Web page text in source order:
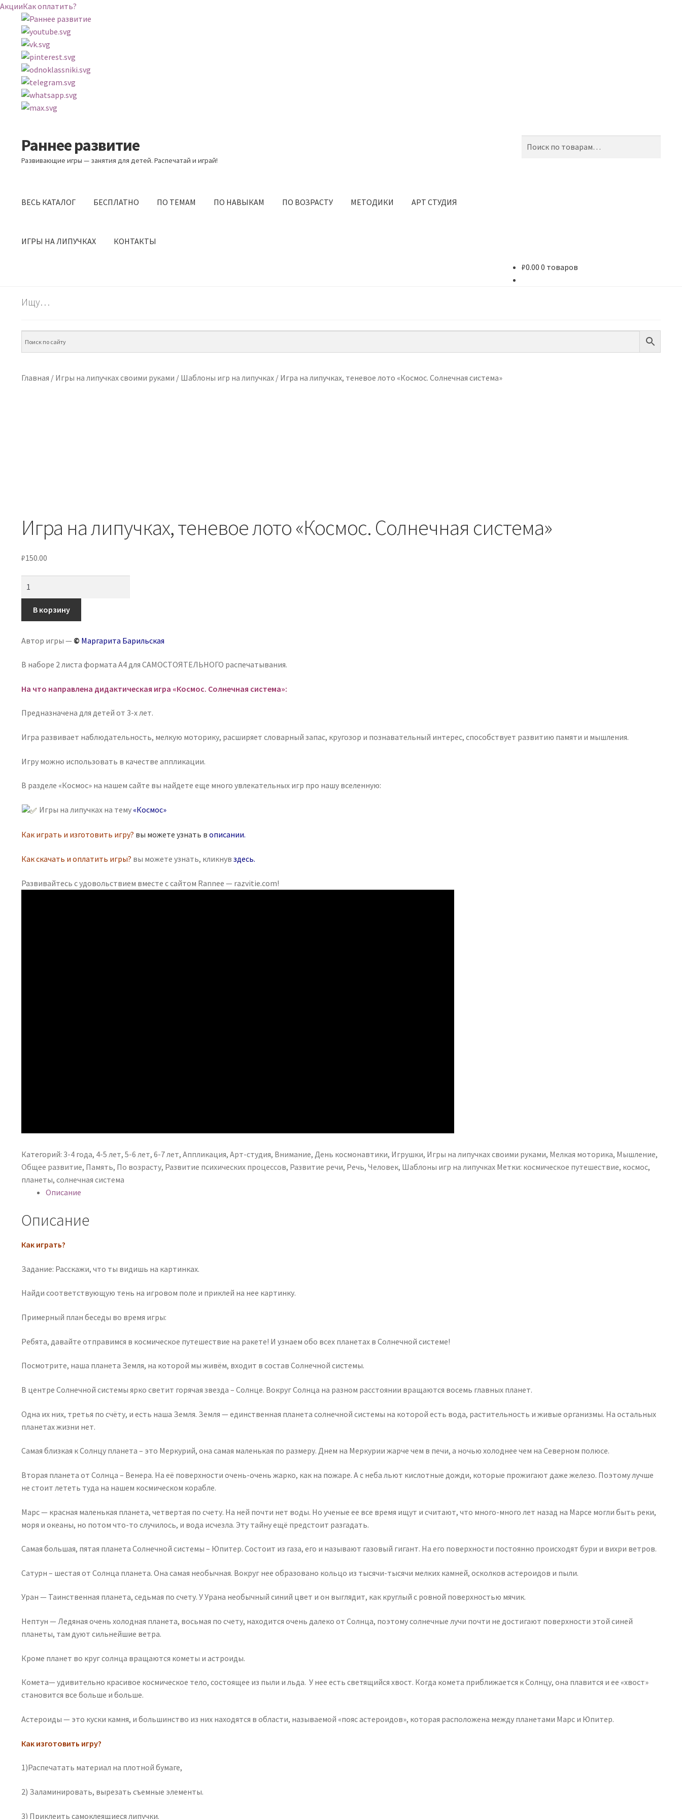
АкцииКак оплатить?
Перейти
к
навигации
Перейти
к
содержимому
Раннее развитие
Развивающие игры — занятия для детей. Распечатай и играй!
ВЕСЬ КАТАЛОГ БЕСПЛАТНО ПО ТЕМАМ ПО НАВЫКАМ ПО ВОЗРАСТУ МЕТОДИКИ АРТ СТУДИЯ
ИГРЫ НА ЛИПУЧКАХ КОНТАКТЫ
₽0.00 0 товаров
Ищу…
Главная / Игры на липучках своими руками / Шаблоны игр на липучках/ Игра на липучках, теневое лото «Космос. Солнечная система»
Игра на липучках, теневое лото «Космос. Солнечная система»
₽150.00
Игра
на
теневое
«Космос.
В корзину
Автор игры — © Маргарита Барильская
В наборе 2 листа формата А4 для САМОСТОЯТЕЛЬНОГО распечатывания.
На что направлена дидактическая игра «Космос. Солнечная система»:
Предназначена для детей от 3-х лет.
Игра развивает наблюдательность, мелкую моторику, расширяет словарный запас, кругозор и познавательный интерес, способствует развитию памяти и мышления.
Игру можно использовать в качестве аппликации.
В разделе «Космос» на нашем сайте вы найдете еще много увлекательных игр про нашу вселенную:
Игры на липучках на тему «Космос»
Как играть и изготовить игру? вы можете узнать в описании.
Как скачать и оплатить игры? вы можете узнать, кликнув здесь.
Развивайтесь с удовольствием вместе с сайтом Rannee — razvitie.com!
Категорий: 3-4 года, 4-5 лет, 5-6 лет, 6-7 лет, Аппликация, Арт-студия, Внимание, День космонавтики, Игрушки, Игры на липучках своими руками, Мелкая моторика, Мышление,
Общее развитие, Память, По возрасту, Развитие психических процессов, Развитие речи, Речь, Человек, Шаблоны игр на липучках Метки: космическое путешествие, космос,
планеты, солнечная система
Описание
Описание
Как играть?
Задание: Расскажи, что ты видишь на картинках.
Найди соответствующую тень на игровом поле и приклей на нее картинку.
Примерный план беседы во время игры:
Ребята, давайте отправимся в космическое путешествие на ракете! И узнаем обо всех планетах в Солнечной системе!
Посмотрите, наша планета Земля, на которой мы живём, входит в состав Солнечной системы.
В центре Солнечной системы ярко светит горячая звезда – Солнце. Вокруг Солнца на разном расстоянии вращаются восемь главных планет.
Одна их них, третья по счёту, и есть наша Земля. Земля — единственная планета солнечной системы на которой есть вода, растительность и живые организмы. На остальных
планетах жизни нет.
Самая близкая к Солнцу планета – это Меркурий, она самая маленькая по размеру. Днем на Меркурии жарче чем в печи, а ночью холоднее чем на Северном полюсе.
Вторая планета от Солнца – Венера. На её поверхности очень-очень жарко, как на пожаре. А с неба льют кислотные дожди, которые прожигают даже железо. Поэтому лучше
не стоит лететь туда на нашем космическом корабле.
Марс — красная маленькая планета, четвертая по счету. На ней почти нет воды. Но ученые ее все время ищут и считают, что много-много лет назад на Марсе могли быть реки,
моря и океаны, но потом что-то случилось, и вода исчезла. Эту тайну ещё предстоит разгадать.
Самая большая, пятая планета Солнечной системы – Юпитер. Состоит из газа, его и называют газовый гигант. На его поверхности постоянно происходят бури и вихри ветров.
Сатурн – шестая от Солнца планета. Она самая необычная. Вокруг нее образовано кольцо из тысячи-тысячи мелких камней, осколков астероидов и пыли.
Уран — Таинственная планета, седьмая по счету. У Урана необычный синий цвет и он выглядит, как круглый с ровной поверхностью мячик.
Нептун — Ледяная очень холодная планета, восьмая по счету, находится очень далеко от Солнца, поэтому солнечные лучи почти не достигают поверхности этой синей
планеты, там дуют сильнейшие ветра.
Кроме планет во круг солнца вращаются кометы и астроиды.
Комета— удивительно красивое космическое тело, состоящее из пыли и льда. У нее есть светящийся хвост. Когда комета приближается к Солнцу, она плавится и ее «хвост»
становится все больше и больше.
Астероиды — это куски камня, и большинство из них находятся в области, называемой «пояс астероидов», которая расположена между планетами Марс и Юпитер.
Как изготовить игру?
1)Распечатать материал на плотной бумаге,
2) Заламинировать, вырезать съемные элементы.
3) Приклеить самоклеящиеся липучки.